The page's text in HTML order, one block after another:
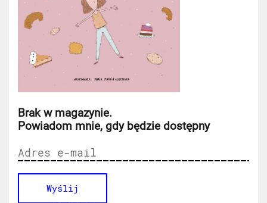
Brak w magazynie.
Powiadom mnie, gdy będzie dostępny
Wyślij